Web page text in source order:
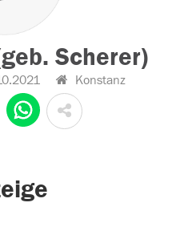
Scherer)
Konstanz